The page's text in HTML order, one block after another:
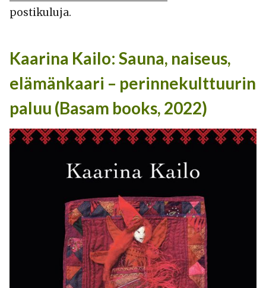
postikuluja.
Kaarina Kailo: Sauna, naiseus,
elämänkaari – perinnekulttuurin
paluu (Basam books, 2022)